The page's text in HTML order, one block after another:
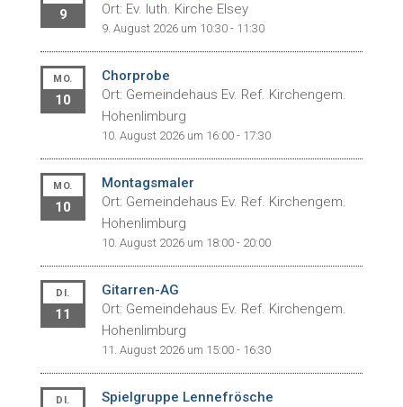
9
Ort: Ev. luth. Kirche Elsey
9. August 2026 um 10:30 - 11:30
MO.
10
Chorprobe
Ort: Gemeindehaus Ev. Ref. Kirchengem.
Hohenlimburg
10. August 2026 um 16:00 - 17:30
MO.
10
Montagsmaler
Ort: Gemeindehaus Ev. Ref. Kirchengem.
Hohenlimburg
10. August 2026 um 18:00 - 20:00
DI.
11
Gitarren-AG
Ort: Gemeindehaus Ev. Ref. Kirchengem.
Hohenlimburg
11. August 2026 um 15:00 - 16:30
DI.
Spielgruppe Lennefrösche